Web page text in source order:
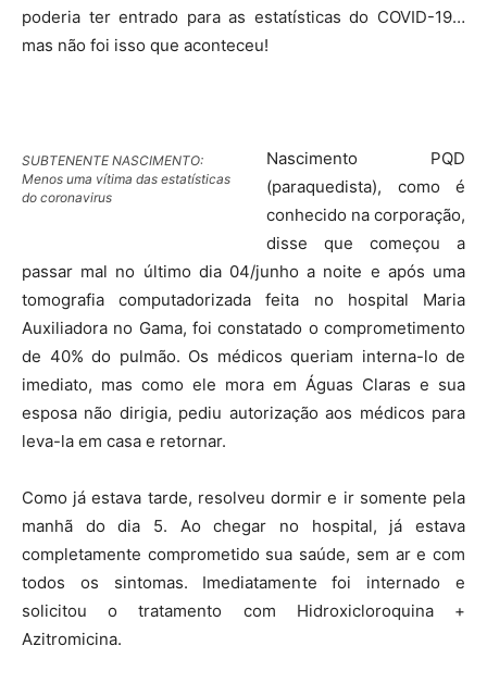
poderia ter entrado para as estatísticas do COVID-19…
mas não foi isso que aconteceu!
SUBTENENTE NASCIMENTO:
Menos uma vítima das estatísticas
do coronavirus
Nascimento PQD
(paraquedista), como é
conhecido na corporação,
disse que começou a
passar mal no último dia 04/junho a noite e após uma
tomografia computadorizada feita no hospital Maria
Auxiliadora no Gama, foi constatado o comprometimento
de 40% do pulmão. Os médicos queriam interna-lo de
imediato, mas como ele mora em Águas Claras e sua
esposa não dirigia, pediu autorização aos médicos para
leva-la em casa e retornar.
Como já estava tarde, resolveu dormir e ir somente pela
manhã do dia 5. Ao chegar no hospital, já estava
completamente comprometido sua saúde, sem ar e com
todos os sintomas. Imediatamente foi internado e
solicitou o tratamento com Hidroxicloroquina +
Azitromicina.